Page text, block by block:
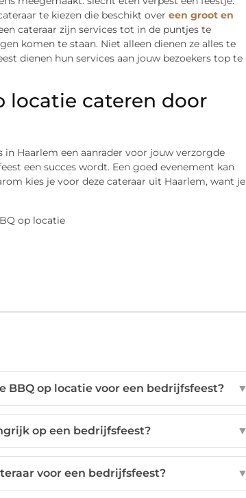
te kiezen die beschikt over een groot en
cateraar zijn services tot in de puntjes te
komen te staan. Niet alleen dienen ze alles te
dienen hun services aan jouw bezoekers top te
locatie cateren door
in Haarlem een aanrader voor jouw verzorgde
een succes wordt. Een goed evenement kan
kies je voor deze cateraar uit Haarlem, want je
BBQ op locatie voor een bedrijfsfeest? ▼
op een bedrijfsfeest? ▼
voor een bedrijfsfeest? ▼